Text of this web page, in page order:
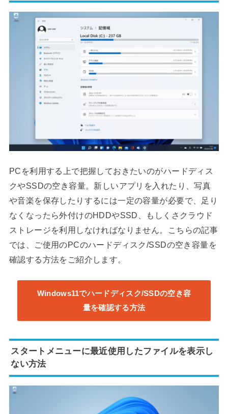
PCを利用する上で把握しておきたいのがハードディス
クやSSDの空き容量。新しいアプリを入れたり、写真
や音楽を保存したりするには一定の容量が必要で、足り
なくなったら外付けのHDDやSSD、もしくさクラウド
ストレージを利用しなければなりません。こちらの記事
では、ご使用のPCのハードディスク/SSDの空き容量を
確認する方法をご紹介します。
Windows11でハードディスク/SSDの空き容
量を確認する方法
スタートメニューに最近使用したファイルを表示し
ない方法